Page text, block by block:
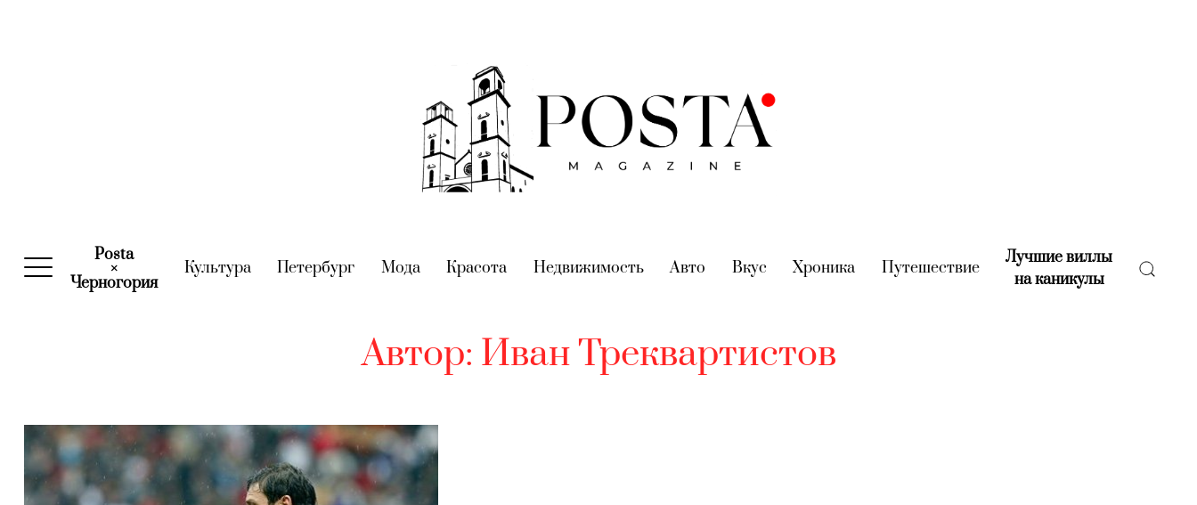
Posta
×
Черногория(current)
Культура(current)
Петербург (current)
Мода(current)
Красота (current)
Недвижимость(current)
Авто (current)
Вкус (current)
Хроника (current)
Путешествие(current)
Лучшие виллы
на каникулы(current)
Автор: Иван Треквартистов